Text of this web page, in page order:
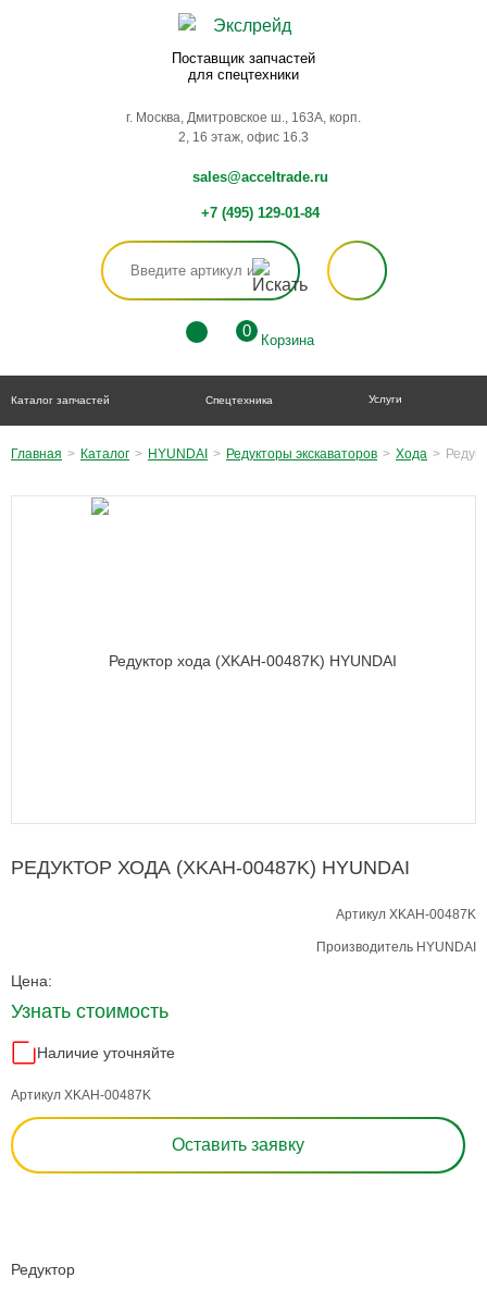
Поставщик запчастей
для спецтехники
г. Москва, Дмитровское ш., 163А, корп.
2, 16 этаж, офис 16.3
sales@acceltrade.ru
+7 (495) 129-01-84
0
Корзина
Каталог запчастей Спецтехника Услуги
Главная > Каталог > HYUNDAI > Редукторы экскаваторов > Хода >
РЕДУКТОР ХОДА (XKAH-00487K) HYUNDAI
Артикул XKAH-00487K
Производитель HYUNDAI
Цена:
Узнать стоимость
Наличие уточняйте
Артикул XKAH-00487K
Оставить заявку
Редуктор